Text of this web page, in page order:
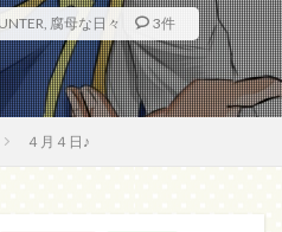
, 腐母な日々 3件
４月４日♪